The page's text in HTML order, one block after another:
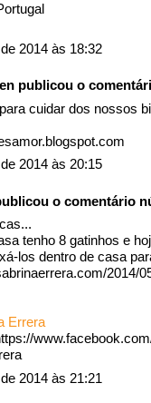
2014 às 18:32
publicou o
cuidar dos nossos
2014 às 20:15
o comentário
tenho 8 gatinhos e
los dentro de casa
2014/
Errera
2014 às 21:21